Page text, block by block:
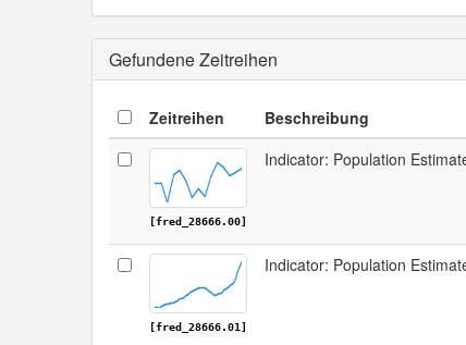
Gefundene Zeitreihen
Zeitreihen Beschreibung
[fred_28666.00]
Indicator: Population
[fred_28666.01]
Indicator: Population